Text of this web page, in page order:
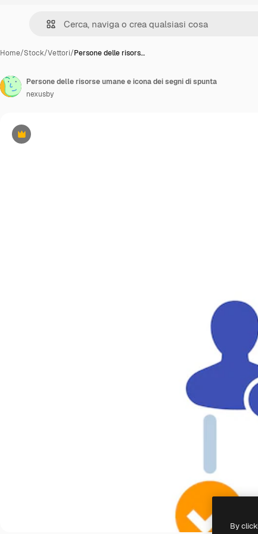
Home/Stock/Vettori/Persone delle risors…
Premium
Persone delle risorse umane e icona dei segni di spunta
nexusby
By